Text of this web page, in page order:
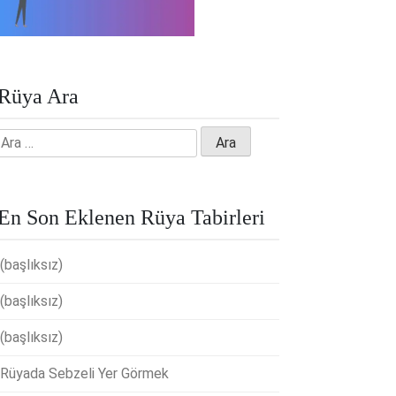
Ara
Son Eklenen Rüya Tabirleri
(başlıksız)
(başlıksız)
(başlıksız)
Rüyada Sebzeli Yer Görmek